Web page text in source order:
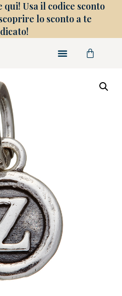
Usa il codice sconto
lo sconto a te